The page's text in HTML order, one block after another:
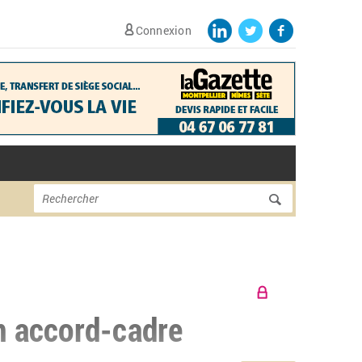
Connexion
Formulaire de
Rechercher
accord-cadre